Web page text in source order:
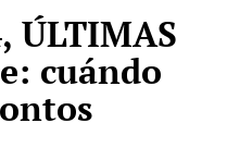
ÚLTIMAS
cuándo